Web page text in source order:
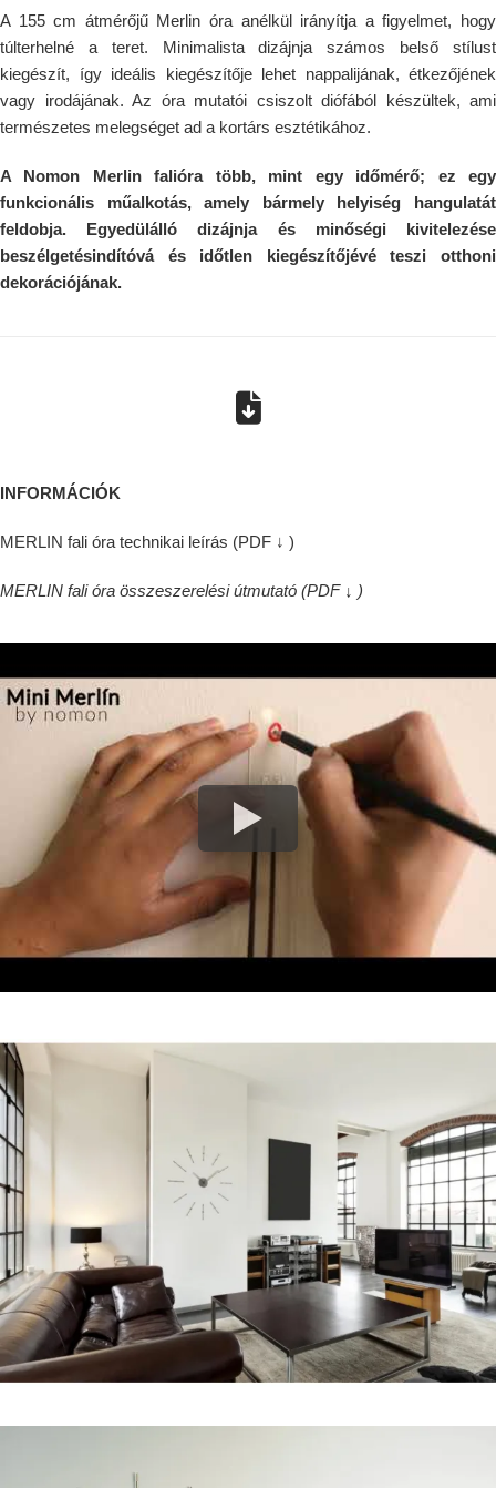
A 155 cm átmérőjű Merlin óra anélkül irányítja a figyelmet, hogy
túlterhelné a teret. Minimalista dizájnja számos belső stílust
kiegészít, így ideális kiegészítője lehet nappalijának, étkezőjének
vagy irodájának. Az óra mutatói csiszolt diófából készültek, ami
természetes melegséget ad a kortárs esztétikához.
A Nomon Merlin falióra több, mint egy időmérő; ez egy
funkcionális műalkotás, amely bármely helyiség hangulatát
feldobja. Egyedülálló dizájnja és minőségi kivitelezése
beszélgetésindítóvá és időtlen kiegészítőjévé teszi otthoni
dekorációjának.
INFORMÁCIÓK
MERLIN fali óra technikai leírás (PDF ↓ )
MERLIN fali óra összeszerelési útmutató (PDF ↓ )